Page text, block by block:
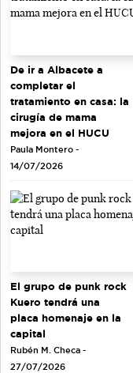
De ir a Albacete a
completar el
tratamiento en casa: la
cirugía de mama
mejora en el HUCU
Paula Montero -
14/07/2026
El grupo de punk rock
Kuero tendrá una
placa homenaje en la
capital
Rubén M. Checa -
27/07/2026